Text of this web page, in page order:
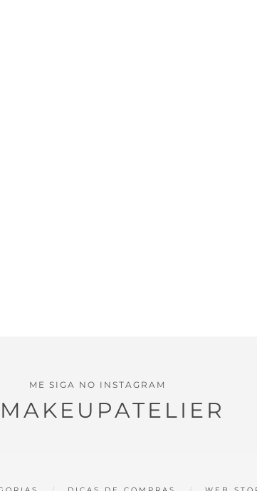
ME SIGA NO INSTAGRAM
MAKEUPATELIER